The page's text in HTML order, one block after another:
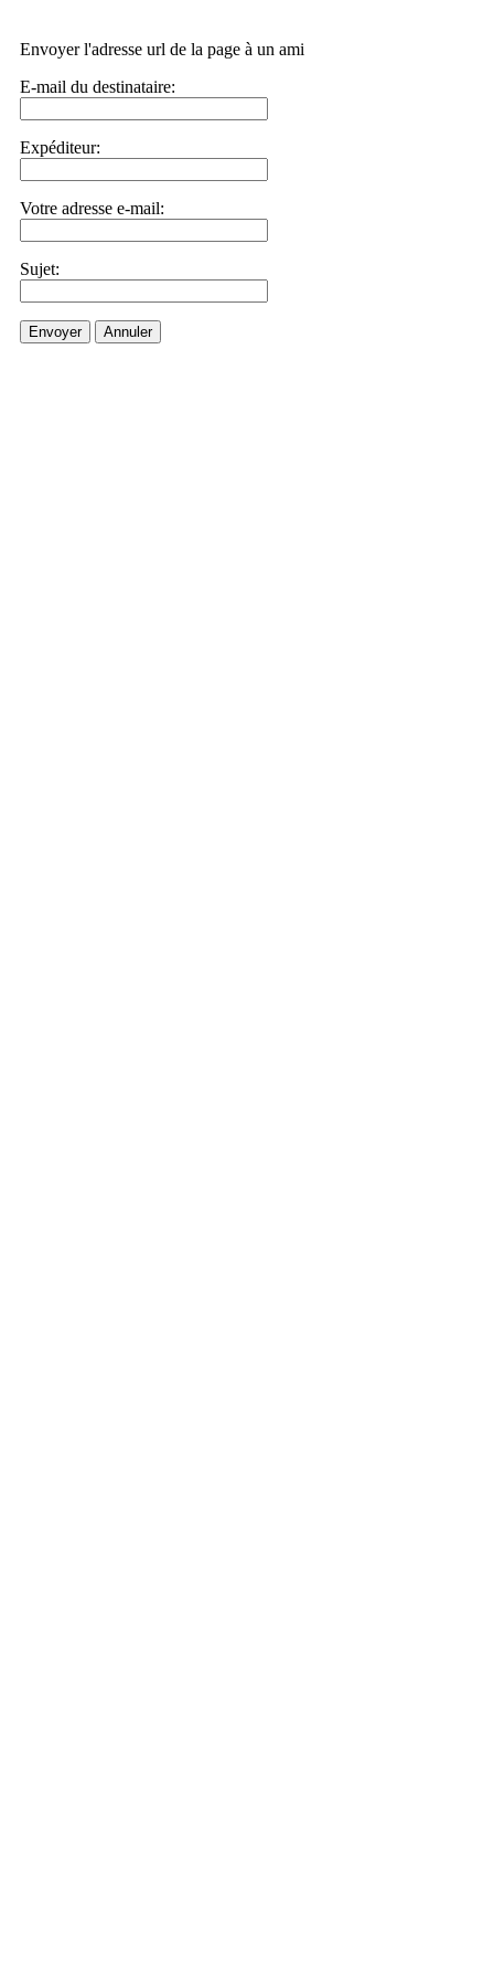
Envoyer l'adresse url de la page à un ami
E-mail du destinataire:
Expéditeur:
Votre adresse e-mail:
Sujet:
Envoyer Annuler